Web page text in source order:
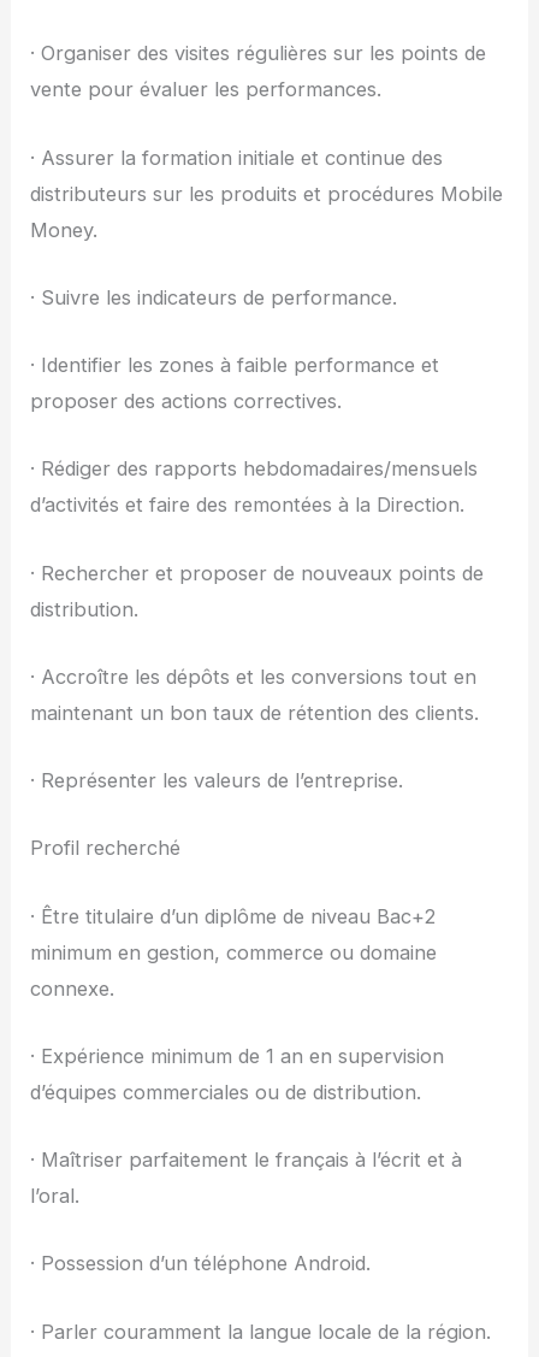
· Organiser des visites régulières sur les points de
vente pour évaluer les performances.
· Assurer la formation initiale et continue des
distributeurs sur les produits et procédures Mobile
Money.
· Suivre les indicateurs de performance.
· Identifier les zones à faible performance et
proposer des actions correctives.
· Rédiger des rapports hebdomadaires/mensuels
d’activités et faire des remontées à la Direction.
· Rechercher et proposer de nouveaux points de
distribution.
· Accroître les dépôts et les conversions tout en
maintenant un bon taux de rétention des clients.
· Représenter les valeurs de l’entreprise.
Profil recherché
· Être titulaire d’un diplôme de niveau Bac+2
minimum en gestion, commerce ou domaine
connexe.
· Expérience minimum de 1 an en supervision
d’équipes commerciales ou de distribution.
· Maîtriser parfaitement le français à l’écrit et à
l’oral.
· Possession d’un téléphone Android.
· Parler couramment la langue locale de la région.